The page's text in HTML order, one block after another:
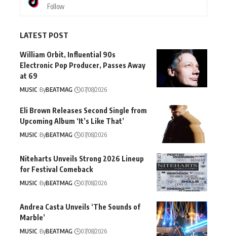
Follow
LATEST POST
William Orbit, Influential 90s
Electronic Pop Producer, Passes Away
at 69
MUSIC ByBEATMAG 07/08/2026
Eli Brown Releases Second Single from
Upcoming Album ‘It’s Like That’
MUSIC ByBEATMAG 07/08/2026
Niteharts Unveils Strong 2026 Lineup
for Festival Comeback
MUSIC ByBEATMAG 07/08/2026
Andrea Casta Unveils ‘The Sounds of
Marble’
MUSIC ByBEATMAG 07/08/2026